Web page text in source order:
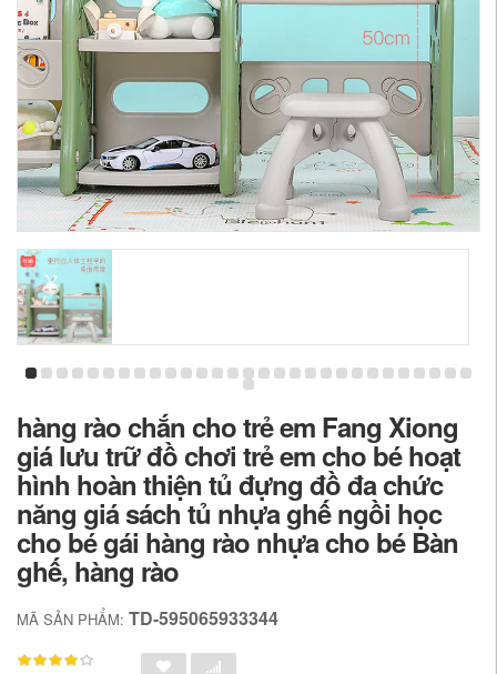
hàng rào chắn cho trẻ em Fang Xiong
giá lưu trữ đồ chơi trẻ em cho bé hoạt
hình hoàn thiện tủ đựng đồ đa chức
năng giá sách tủ nhựa ghế ngồi học
cho bé gái hàng rào nhựa cho bé Bàn
ghế, hàng rào
MÃ SẢN PHẨM: TD-595065933344